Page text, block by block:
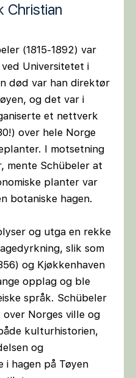
Christian
(1815-1892) var
Universitetet i
død var han direktør
og det var i
et nettverk
over hele Norge
I motsetning
mente Schübeler at
planter var
botaniske hagen.
og utga en rekke
slik som
og Kjøkkenhaven
opplag og ble
språk. Schübeler
Norges ville og
kulturhistorien,
og
i hagen på Tøyen